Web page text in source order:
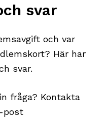
svar
och var
Här har
svar.
fråga? Kontakta
post